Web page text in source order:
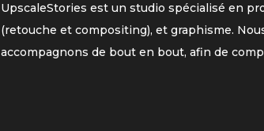
UpscaleStories est un studio spécialisé en
(retouche et compositing), et graphisme.
accompagnons de bout en bout, afin de